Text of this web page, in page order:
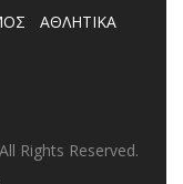
ΑΘΛΗΤΙΚΑ
Rights Reserved.